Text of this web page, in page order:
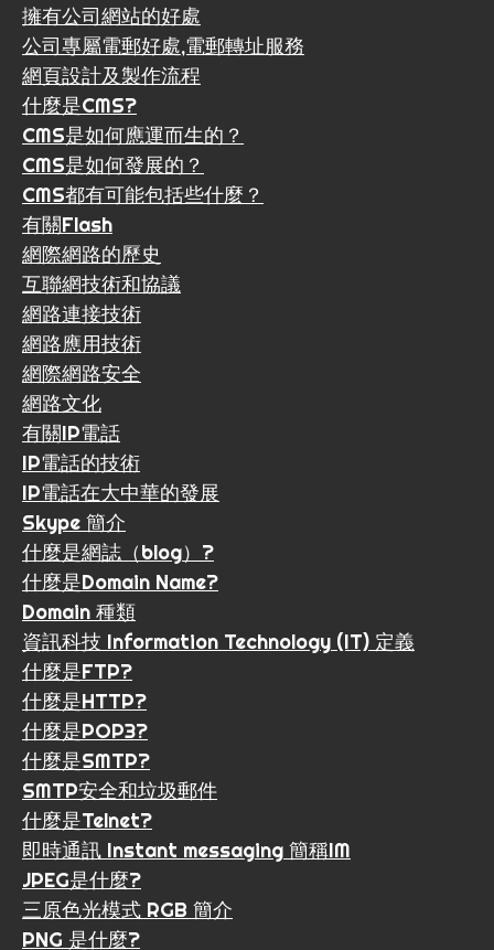
擁有公司網站的好處
公司專屬電郵好處,電郵轉址服務
網頁設計及製作流程
什麼是CMS?
CMS是如何應運而生的？
CMS是如何發展的？
CMS都有可能包括些什麼？
有關Flash
網際網路的歷史
互聯網技術和協議
網路連接技術
網路應用技術
網際網路安全
網路文化
有關IP電話
IP電話的技術
IP電話在大中華的發展
Skype 簡介
什麼是網誌（blog）?
什麼是Domain Name?
Domain 種類
資訊科技 Information Technology (IT) 定義
什麼是FTP?
什麼是HTTP?
什麼是POP3?
什麼是SMTP?
SMTP安全和垃圾郵件
什麼是Telnet?
即時通訊 Instant messaging 簡稱IM
JPEG是什麼?
三原色光模式 RGB 簡介
PNG 是什麼?